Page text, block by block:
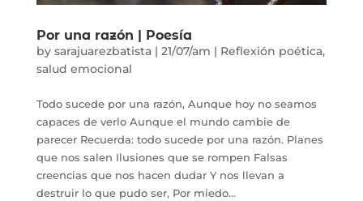
Por una razón | Poesía
by sarajuarezbatista| 21/07/am | Reflexión poética,
salud emocional
Todo sucede por una razón, Aunque hoy no seamos
capaces de verlo Aunque el mundo cambie de
parecer Recuerda: todo sucede por una razón. Planes
que nos salen Ilusiones que se rompen Falsas
creencias que nos hacen dudar Y nos llevan a
destruir lo que pudo ser, Por miedo...